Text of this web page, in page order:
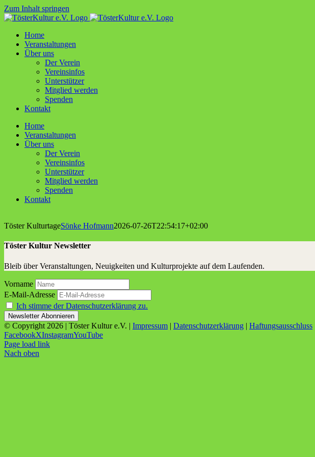
Zum Inhalt springen
Home
Ver­an­stal­tun­gen
Über uns
Der Ver­ein
Ver­ein­sin­fos
Unter­stüt­zer
Mit­glied werden
Spen­den
Kon­takt
Home
Ver­an­stal­tun­gen
Über uns
Der Ver­ein
Ver­ein­sin­fos
Unter­stüt­zer
Mit­glied werden
Spen­den
Kon­takt
Tös­ter KulturtageSönke Hofmann2026-07-26T22:54:17+02:00
Töster Kultur Newsletter
Bleib über Veranstaltungen, Neuigkeiten und Kulturprojekte auf dem Laufenden.
Vorname
E-Mail-Adresse
Ich stimme der Datenschutzerklärung zu.
© Copyright 2026 | Töster Kultur e.V. | Impressum | Datenschutzerklärung | Haftungsausschluss
FacebookXInstagramYouTube
Page load link
Nach oben